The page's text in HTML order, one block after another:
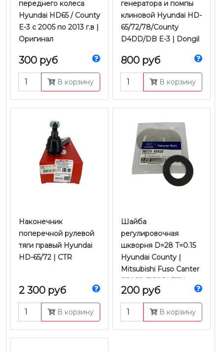
переднего колеса
Hyundai HD65 / County
E-3 с 2005 по 2013 г.в |
Оригинал
300 руб
В корзину
генератора и помпы
клиновой Hyundai HD-
65/72/78/County
D4DD/DB E-3 | Dongil
800 руб
В корзину
Наконечник
поперечной рулевой
тяги правый Hyundai
HD-65/72 | CTR
2 300 руб
В корзину
Шайба
регулировочная
шкворня D=28 T=0.15
Hyundai County |
Mitsubishi Fuso Canter
FE85D/FEB50/TF |
Mobis
200 руб
В корзину